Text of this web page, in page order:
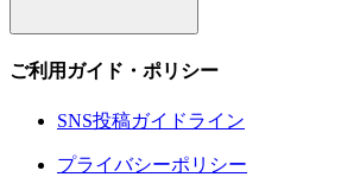
ご利用ガイド・ポリシー
SNS投稿ガイドライン
プライバシーポリシー